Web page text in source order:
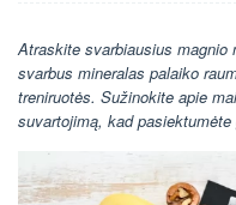
Atraskite svarbiausius
svarbus mineralas palaiko
treniruotės. Sužinokite apie
suvartojimą, kad